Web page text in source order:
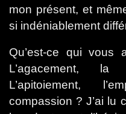
mon présent, et
si indéniablement
Qu’est-ce qui
L’agacement,
L’apitoiement,
compassion ? J’ai lu